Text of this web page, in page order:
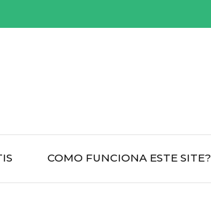
COMO FUNCIONA ESTE SITE?